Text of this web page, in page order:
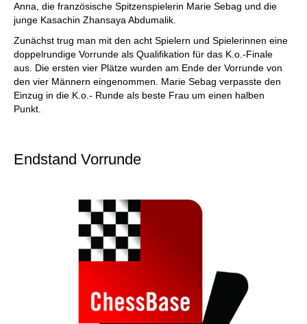
Anna, die französische Spitzenspielerin Marie Sebag und die
junge Kasachin Zhansaya Abdumalik.
Zunächst trug man mit den acht Spielern und Spielerinnen eine
doppelrundige Vorrunde als Qualifikation für das K.o.-Finale
aus. Die ersten vier Plätze wurden am Ende der Vorrunde von
den vier Männern eingenommen. Marie Sebag verpasste den
Einzug in die K.o.- Runde als beste Frau um einen halben
Punkt.
Endstand Vorrunde